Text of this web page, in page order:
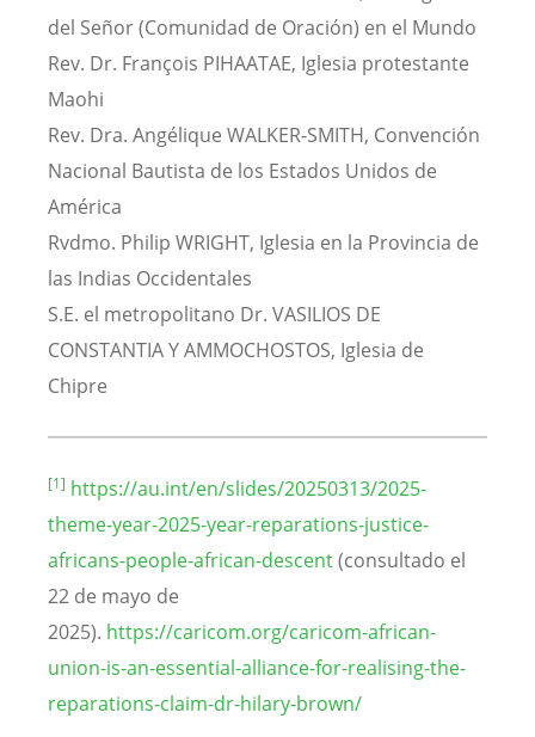
del Señor (Comunidad de Oración) en el Mundo
Rev. Dr. François PIHAATAE, Iglesia protestante
Maohi
Rev. Dra. Angélique WALKER-SMITH, Convención
Nacional Bautista de los Estados Unidos de
América
Rvdmo. Philip WRIGHT, Iglesia en la Provincia de
las Indias Occidentales
S.E. el metropolitano Dr. VASILIOS DE
CONSTANTIA Y AMMOCHOSTOS, Iglesia de
Chipre
[1] https://au.int/en/slides/20250313/2025-
theme-year-2025-year-reparations-justice-
africans-people-african-descent(consultado el
22 de mayo de
2025). https://caricom.org/caricom-african-
union-is-an-essential-alliance-for-realising-the-
reparations-claim-dr-hilary-brown/